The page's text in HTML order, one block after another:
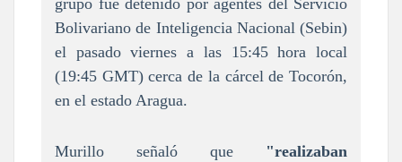
grupo fue detenido por agentes del Servicio
Bolivariano de Inteligencia Nacional (Sebin)
el pasado viernes a las 15:45 hora local
(19:45 GMT) cerca de la cárcel de Tocorón,
en el estado Aragua.
Murillo señaló que
"realizaban